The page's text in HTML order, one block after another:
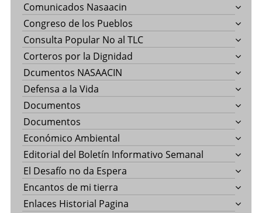
Comunicados Nasaacin
Congreso de los Pueblos
Consulta Popular No al TLC
Corteros por la Dignidad
Dcumentos NASAACIN
Defensa a la Vida
Documentos
Documentos
Económico Ambiental
Editorial del Boletín Informativo Semanal
El Desafío no da Espera
Encantos de mi tierra
Enlaces Historial Pagina